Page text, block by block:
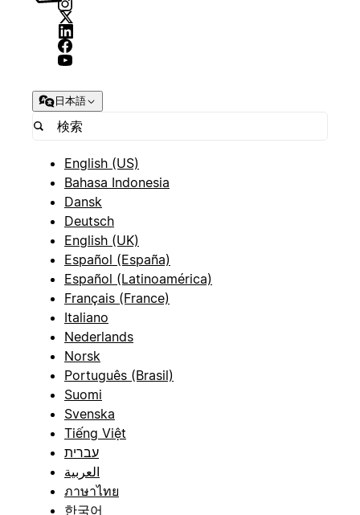
日本語
English (US)
Bahasa Indonesia
Dansk
Deutsch
English (UK)
Español (España)
Español (Latinoamérica)
Français (France)
Italiano
Nederlands
Norsk
Português (Brasil)
Suomi
Svenska
Tiếng Việt
עברית
العربية
ภาษาไทย
한국어